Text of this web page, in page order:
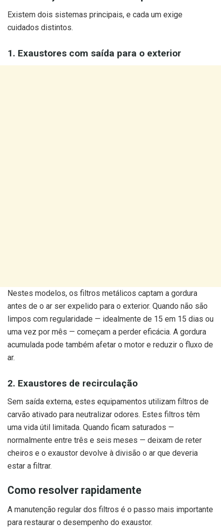
Existem dois sistemas principais, e cada um exige
cuidados distintos.
1. Exaustores com saída para o exterior
Nestes modelos, os filtros metálicos captam a gordura
antes de o ar ser expelido para o exterior. Quando não são
limpos com regularidade — idealmente de 15 em 15 dias ou
uma vez por mês — começam a perder eficácia. A gordura
acumulada pode também afetar o motor e reduzir o fluxo de
ar.
2. Exaustores de recirculação
Sem saída externa, estes equipamentos utilizam filtros de
carvão ativado para neutralizar odores. Estes filtros têm
uma vida útil limitada. Quando ficam saturados —
normalmente entre três e seis meses — deixam de reter
cheiros e o exaustor devolve à divisão o ar que deveria
estar a filtrar.
Como resolver rapidamente
A manutenção regular dos filtros é o passo mais importante
para restaurar o desempenho do exaustor.